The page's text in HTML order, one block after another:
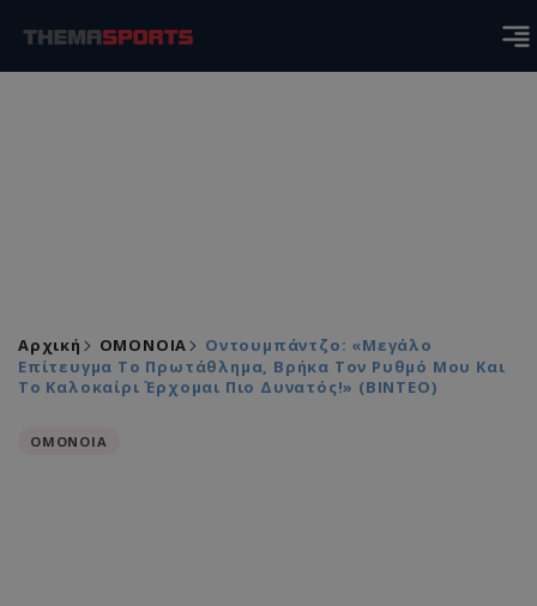
Αρχική ΟΜΟΝΟΙΑ
Οντουμπάντζο: «Μεγάλο
Επίτευγμα Το Πρωτάθλημα, Βρήκα Τον Ρυθμό Μου Και
Το Καλοκαίρι Έρχομαι Πιο Δυνατός!» (ΒΙΝΤΕΟ)
ΟΜΟΝΟΙΑ